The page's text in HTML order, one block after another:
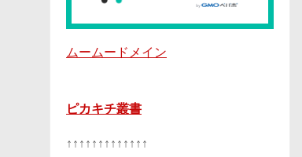
ムームードメイン
ピカキチ叢書
↑↑↑↑↑↑↑↑↑↑↑↑↑